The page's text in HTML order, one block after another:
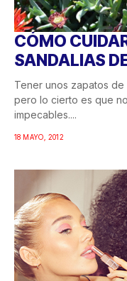
CÓMO
SANDALIAS
Tener unos zapatos
pero lo cierto es que
impecables....
18 MAYO, 2012